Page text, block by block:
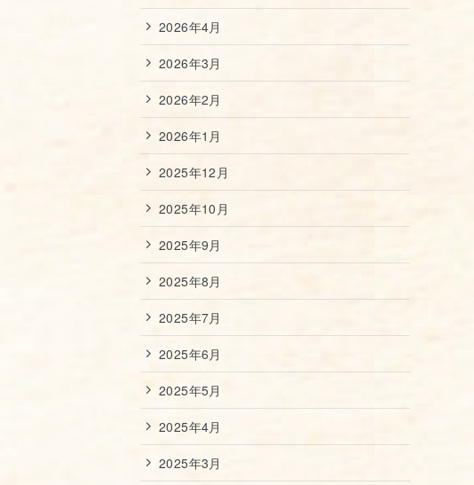
2026年4月
2026年3月
2026年2月
2026年1月
2025年12月
2025年10月
2025年9月
2025年8月
2025年7月
2025年6月
2025年5月
2025年4月
2025年3月